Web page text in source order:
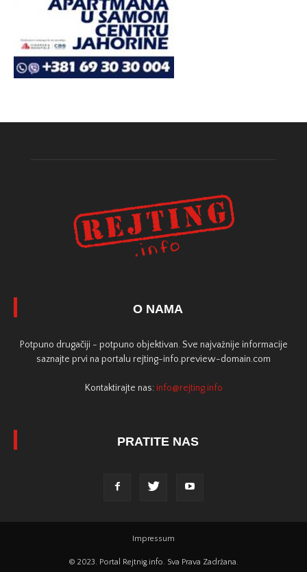
O NAMA
Potpuno drugačiji - potpuno objektivan. Sve najvažnije informacije
saznajte prvi na portalu rejting-info.preview-domain.com
Kontaktirajte nas: info@rejting.info
PRATITE NAS
Impressum
© 2023. Portal Rejtnig.info. Sva Prava Zadržana.